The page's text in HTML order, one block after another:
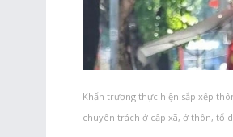
Khẩn trương thực hiện sắp xếp
chuyên trách ở cấp xã, ở thôn, tổ